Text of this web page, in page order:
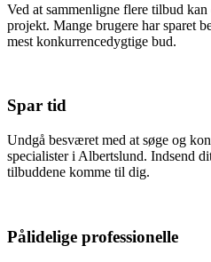
Ved at sammenligne flere tilbud
projekt. Mange brugere har sparet
mest konkurrencedygtige bud.
Spar tid
Undgå besværet med at søge og
specialister i Albertslund. Indsend
tilbuddene komme til dig.
Pålidelige professionelle